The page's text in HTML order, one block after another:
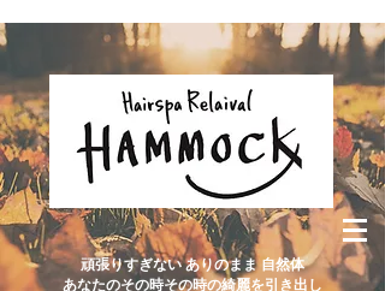
頑張りすぎない ありのまま 自然体
あなたのその時その時の綺麗を引き出し